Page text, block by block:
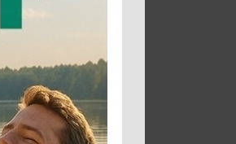
Bonde